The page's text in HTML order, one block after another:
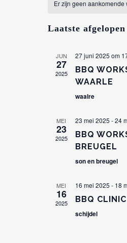
Er zijn geen aankomende
Laatste
JUN
27
2025
27 juni 2025 om
BBQ
WAARLE
waalre
MEI
23
2025
23 mei 2025 -24
BBQ
BREUGEL
son en breugel
MEI
16
2025
16 mei 2025 - 18
BBQ CLINIC
schijdel